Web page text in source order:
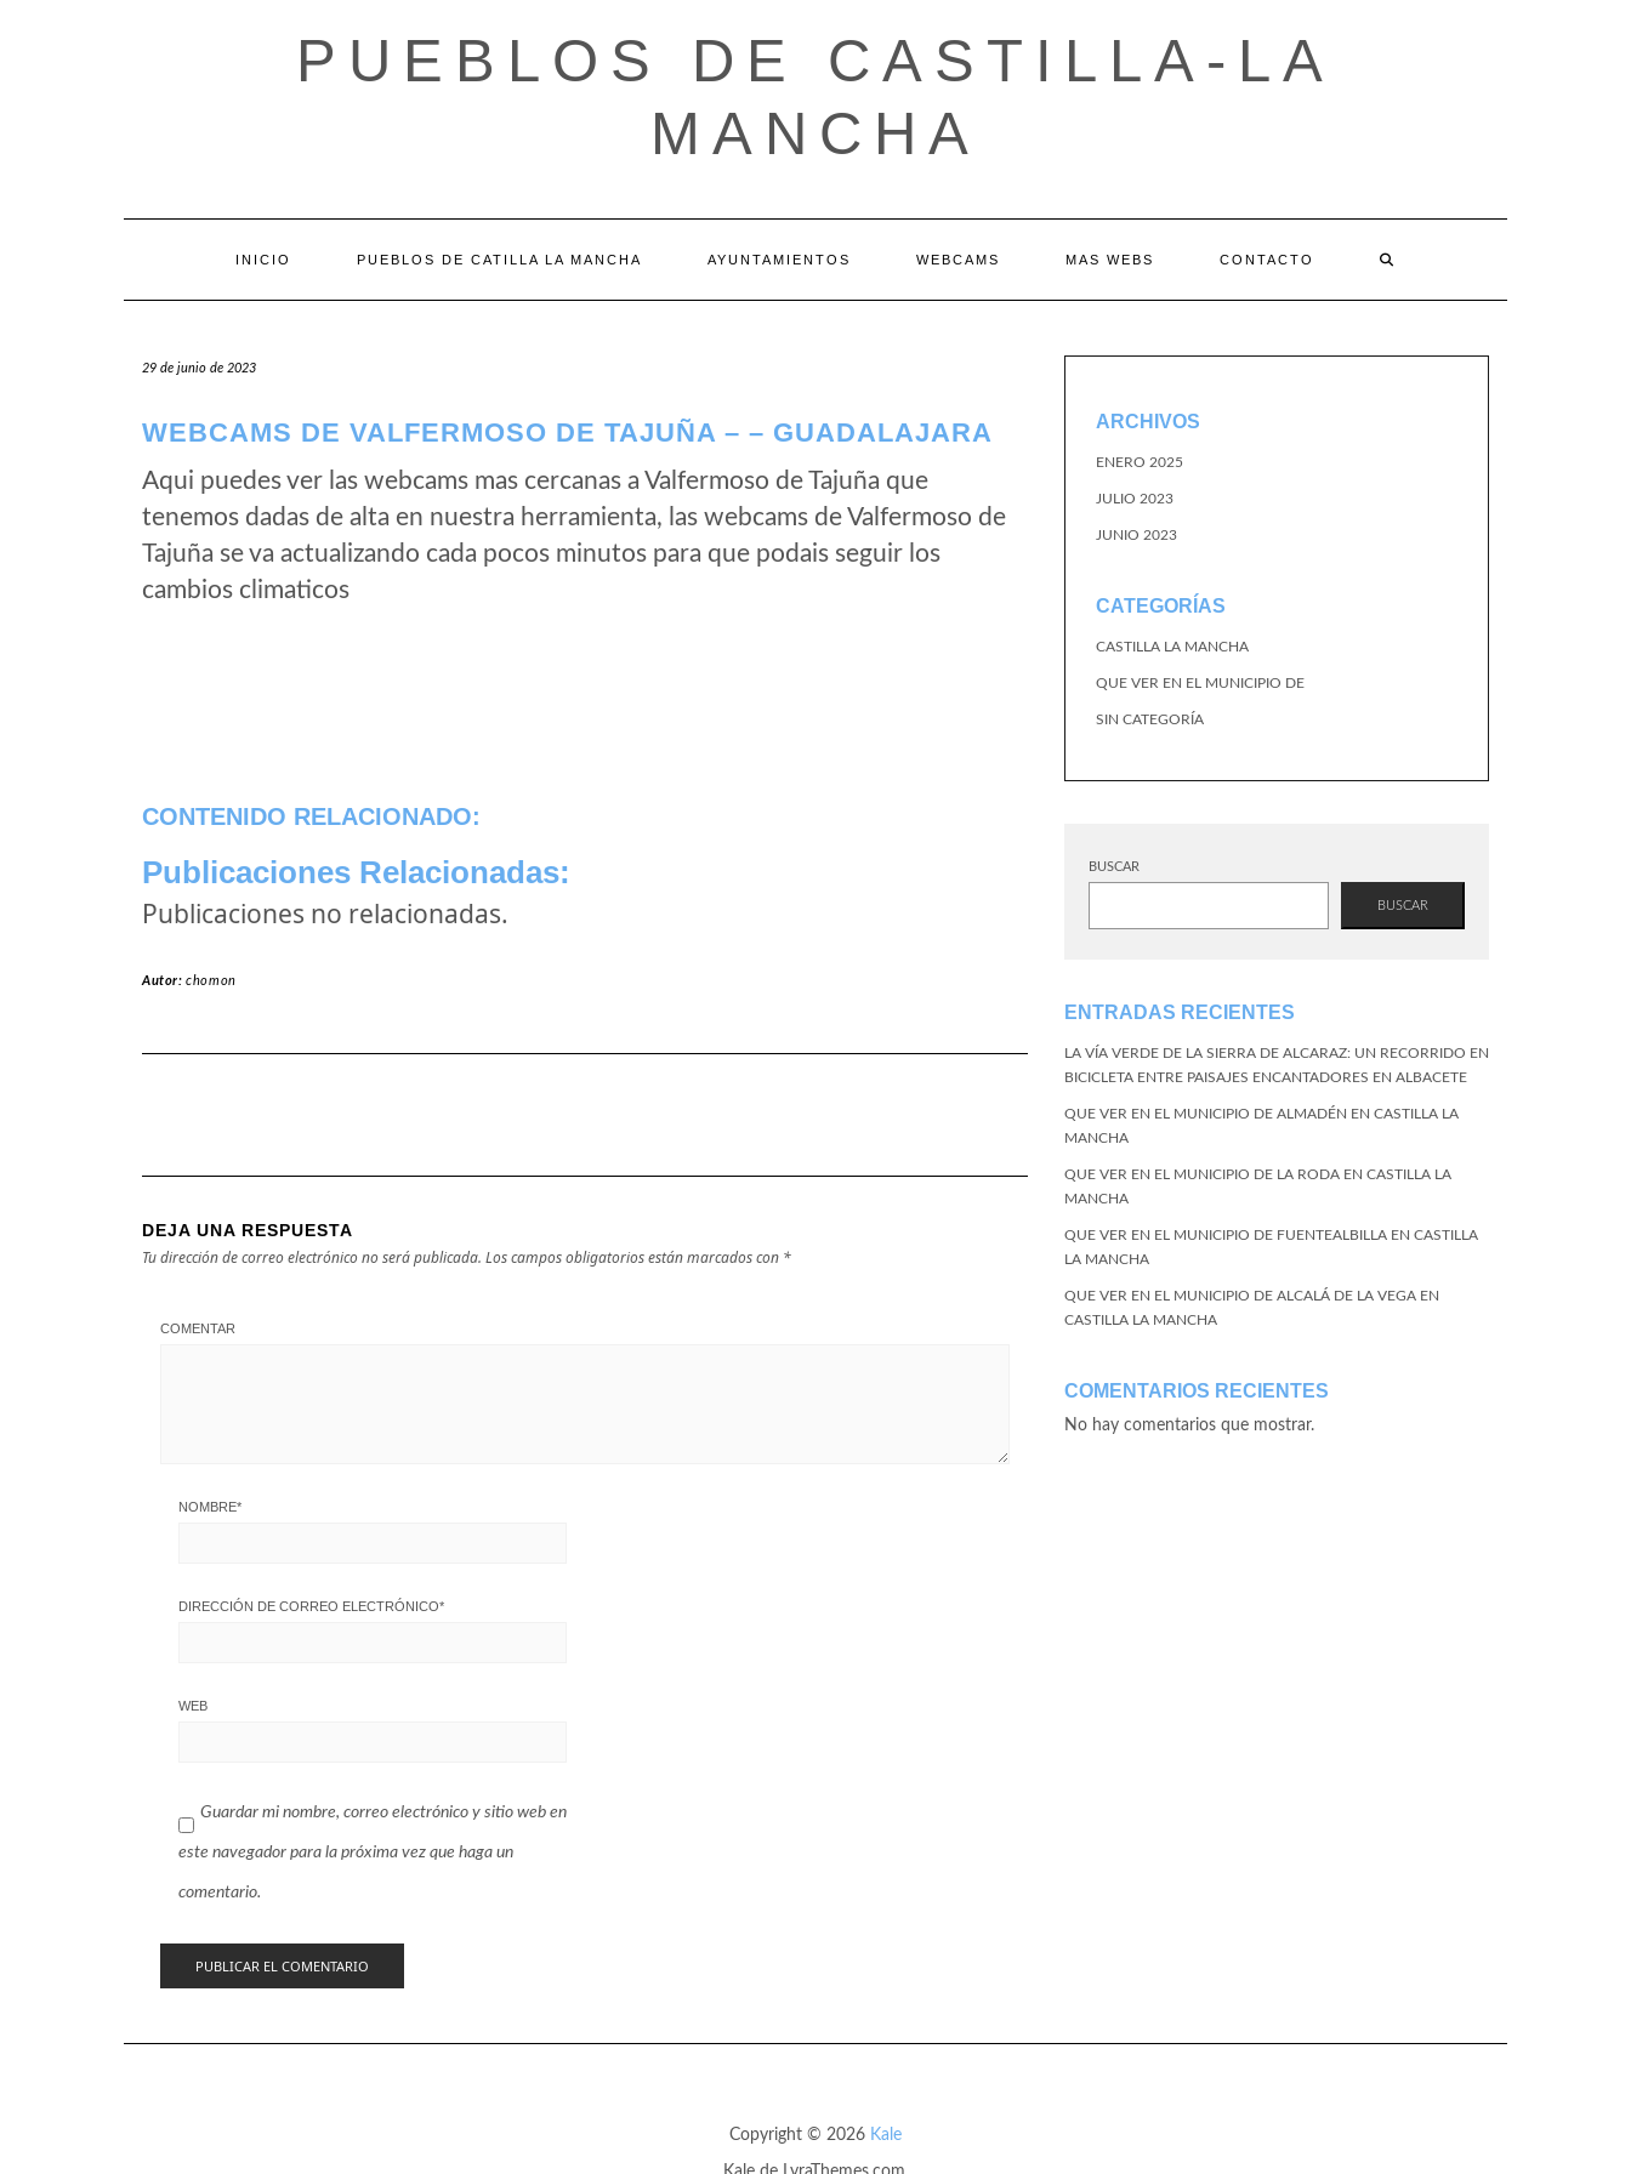
PUEBLOS DE CASTILLA-LA
MANCHA
INICIO PUEBLOS DE CATILLA LA MANCHA AYUNTAMIENTOS WEBCAMS MAS WEBS CONTACTO
29 de junio de 2023
WEBCAMS DE VALFERMOSO DE TAJUÑA – – GUADALAJARA
Aqui puedes ver las webcams mas cercanas a Valfermoso de Tajuña que
tenemos dadas de alta en nuestra herramienta, las webcams de Valfermoso de
Tajuña se va actualizando cada pocos minutos para que podais seguir los
cambios climaticos
CONTENIDO RELACIONADO:
Publicaciones Relacionadas:
Publicaciones no relacionadas.
Autor:chomon
DEJA UNA RESPUESTA
Tu dirección de correo electrónico no será publicada. Los campos obligatorios están marcados con *
COMENTAR
NOMBRE*
DIRECCIÓN DE CORREO ELECTRÓNICO*
WEB
Guardar mi nombre, correo electrónico y sitio web en
este navegador para la próxima vez que haga un
comentario.
ARCHIVOS
ENERO 2025
JULIO 2023
JUNIO 2023
CATEGORÍAS
CASTILLA LA MANCHA
QUE VER EN EL MUNICIPIO DE
SIN CATEGORÍA
BUSCAR
BUSCAR
ENTRADAS RECIENTES
LA VÍA VERDE DE LA SIERRA DE ALCARAZ: UN RECORRIDO EN
BICICLETA ENTRE PAISAJES ENCANTADORES EN ALBACETE
QUE VER EN EL MUNICIPIO DE ALMADÉN EN CASTILLA LA
MANCHA
QUE VER EN EL MUNICIPIO DE LA RODA EN CASTILLA LA
MANCHA
QUE VER EN EL MUNICIPIO DE FUENTEALBILLA EN CASTILLA
LA MANCHA
QUE VER EN EL MUNICIPIO DE ALCALÁ DE LA VEGA EN
CASTILLA LA MANCHA
COMENTARIOS RECIENTES
No hay comentarios que mostrar.
Copyright © 2026 Kale